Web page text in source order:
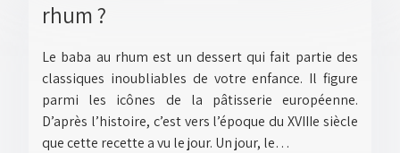
rhum ?
Le baba au rhum est un dessert qui fait partie des
classiques inoubliables de votre enfance. Il figure
parmi les icônes de la pâtisserie européenne.
D’après l’histoire, c’est vers l’époque du XVIIIe siècle
que cette recette a vu le jour. Un jour, le…